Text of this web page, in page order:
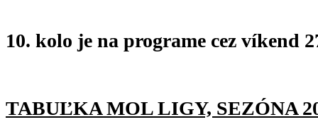
10. kolo je na programe cez víkend
TABUĽKA MOL LIGY, SEZÓNA